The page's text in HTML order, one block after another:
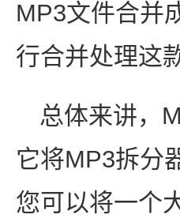
MP3文件合并
行合并处理这
总体来讲，
它将MP3拆分
您可以将一个